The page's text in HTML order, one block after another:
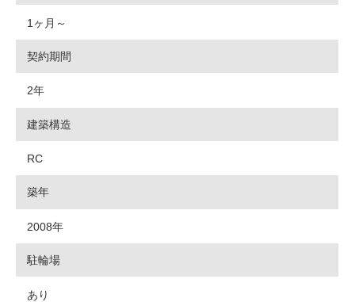
1ヶ月～
契約期間
2年
建築構造
RC
築年
2008年
駐輪場
あり